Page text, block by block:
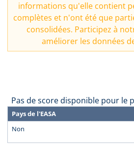
informations qu'elle contient
complètes et n'ont été que
consolidées. Participez à
améliorer les données
Pas de score disponible pour le
Pays de l'EASA
Non